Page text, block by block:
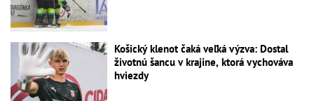
Košický klenot čaká veľká výzva: Dostal
životnú šancu v krajine, ktorá vychováva
hviezdy